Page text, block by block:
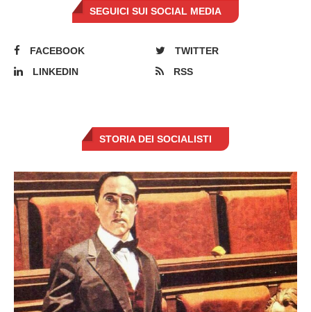
SEGUICI SUI SOCIAL MEDIA
FACEBOOK
TWITTER
LINKEDIN
RSS
STORIA DEI SOCIALISTI